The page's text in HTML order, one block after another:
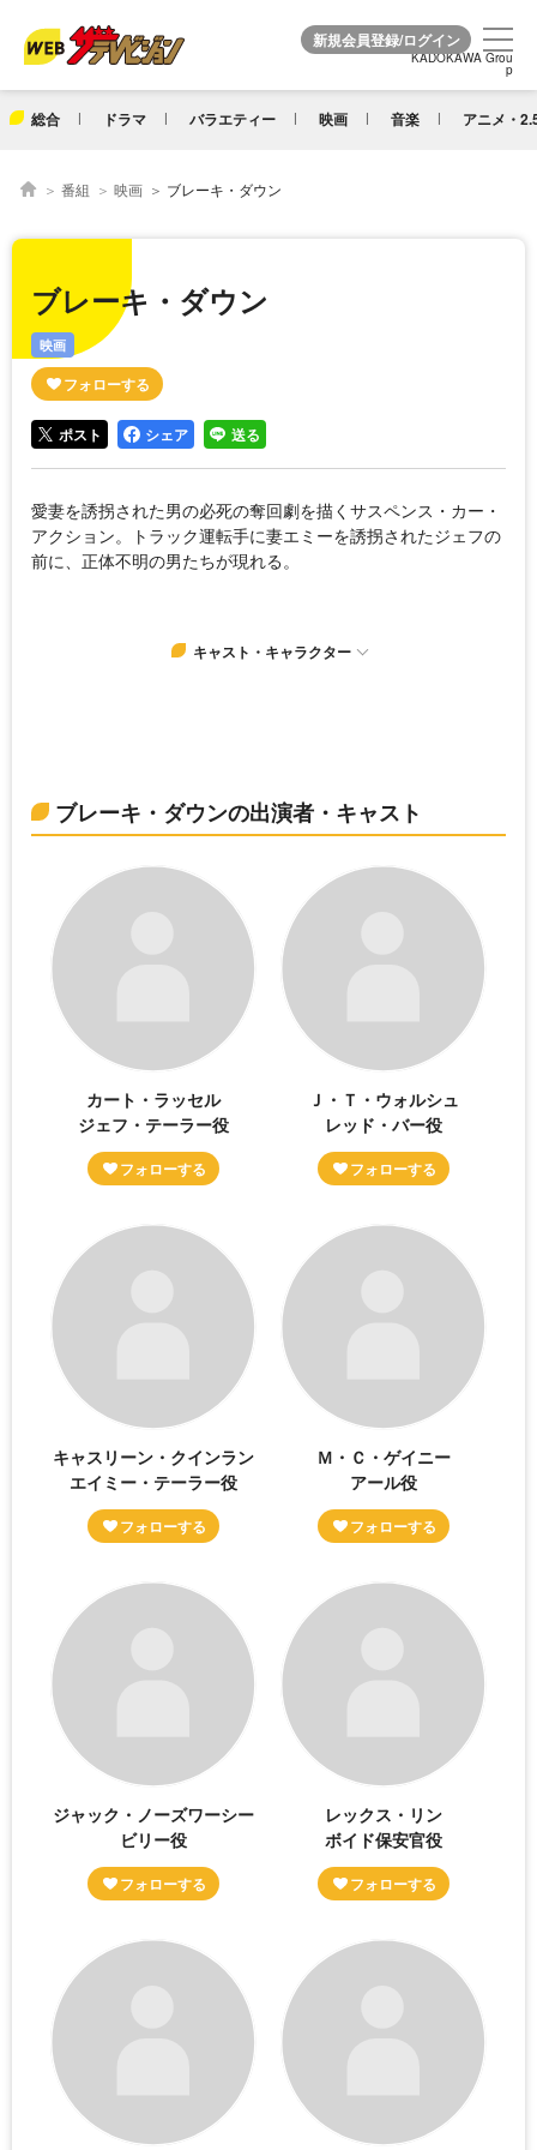
KADOKAWA Grou
p
総合 ドラマ バラエティー 映画 音楽 アニメ・
KADOKAWA Grou
p
番組 映画 ブレーキ・ダウン
ブレーキ・ダウン
映画
ポスト シェア 送る
愛妻を誘拐された男の必死の奪回劇を描くサスペンス・カー・
アクション。トラック運転手に妻エミーを誘拐されたジェフの
前に、正体不明の男たちが現れる。
キャスト・キャラクター
ブレーキ・ダウンの出演者・キャスト
カート・ラッセル
ジェフ・テーラー役
Ｊ・Ｔ・ウォルシュ
レッド・バー役
キャスリーン・クインラン
エイミー・テーラー役
Ｍ・Ｃ・ゲイニー
アール役
ジャック・ノーズワーシー
ビリー役
レックス・リン
ボイド保安官役